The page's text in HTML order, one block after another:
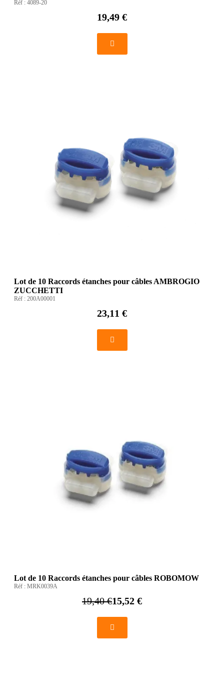
Réf : 4089-20
19,49 €
Lot de 10 Raccords étanches pour câbles AMBROGIO
ZUCCHETTI
Réf : 200A00001
23,11 €
Lot de 10 Raccords étanches pour câbles ROBOMOW
Réf : MRK0039A
19,40 €15,52 €